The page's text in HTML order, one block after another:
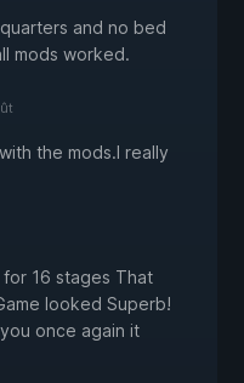
and no bed
mods worked.
the mods.I really
16 stages That
looked Superb!
once again it